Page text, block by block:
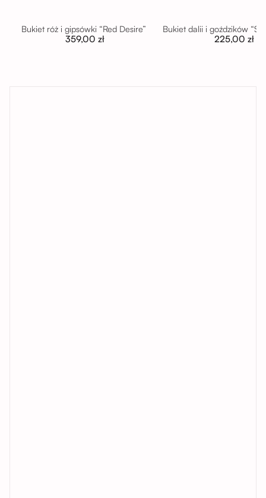
Bukiet róż i gipsówki “Red Desire”
359,00 zł
Bukiet dalii i goździków
225,00 zł